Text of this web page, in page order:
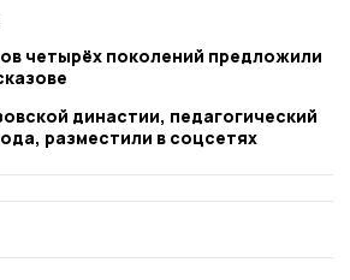
четырёх поколений предложили
династии, педагогический
разместили в соцсетях